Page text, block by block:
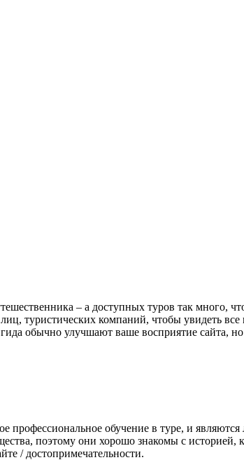
– а доступных туров так много,
туристических компаний, чтобы увидеть
обычно улучшают ваше восприятие сайта,
обучение в туре, и
поэтому они хорошо знакомы с историей,
/ достопримечательности.